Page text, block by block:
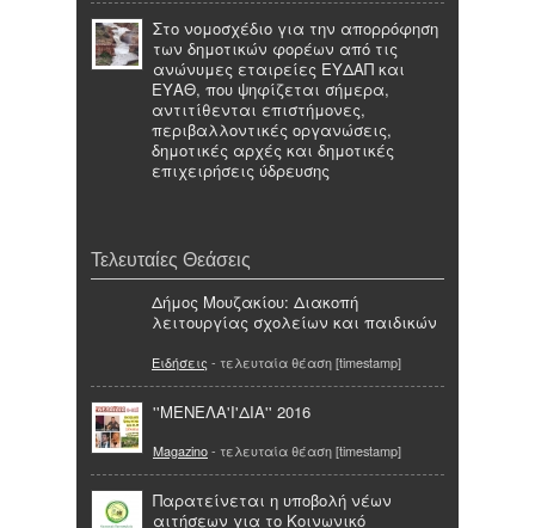
Στο νομοσχέδιο για την απορρόφηση
των δημοτικών φορέων από τις
ανώνυμες εταιρείες ΕΥΔΑΠ και
ΕΥΑΘ, που ψηφίζεται σήμερα,
αντιτίθενται επιστήμονες,
περιβαλλοντικές οργανώσεις,
δημοτικές αρχές και δημοτικές
επιχειρήσεις ύδρευσης
Τελευταίες Θεάσεις
Δήμος Μουζακίου: Διακοπή
λειτουργίας σχολείων και παιδικών
Ειδήσεις - τελευταία θέαση [timestamp]
''ΜΕΝΕΛΑ'Ι'ΔΙΑ'' 2016
Magazino- τελευταία θέαση [timestamp]
Παρατείνεται η υποβολή νέων
αιτήσεων για το Κοινωνικό